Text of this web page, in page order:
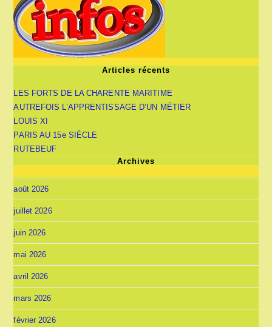
Articles récents
LES FORTS DE LA CHARENTE MARITIME
AUTREFOIS L’APPRENTISSAGE D’UN MÉTIER
LOUIS XI
PARIS AU 15e SIÈCLE
RUTEBEUF
Archives
août 2026
juillet 2026
juin 2026
mai 2026
avril 2026
mars 2026
février 2026